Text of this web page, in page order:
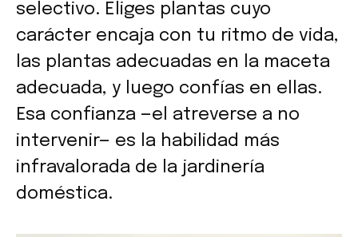
selectivo. Eliges plantas cuyo
carácter encaja con tu ritmo de vida,
las plantas adecuadas en la maceta
adecuada, y luego confías en ellas.
Esa confianza —el atreverse a no
intervenir— es la habilidad más
infravalorada de la jardinería
doméstica.